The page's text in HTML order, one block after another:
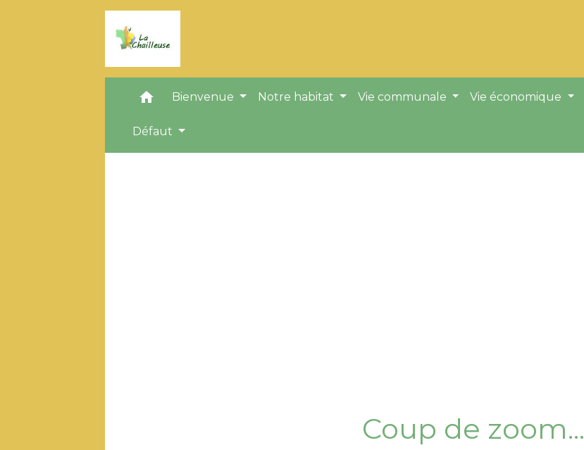
home Bienvenue Notre habitat Vie communale Vie économique
Défaut
Coup de zoom...